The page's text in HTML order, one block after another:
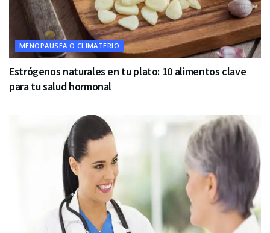
MENOPAUSEA O CLIMATERIO
Estrógenos naturales en tu plato: 10 alimentos clave
para tu salud hormonal